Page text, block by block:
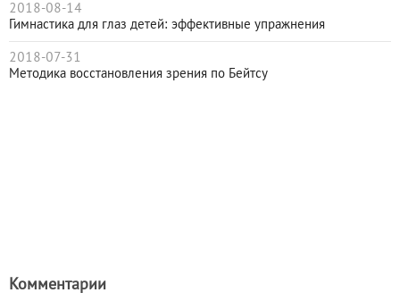
2018-08-14
Гимнастика для глаз детей: эффективные упражнения
2018-07-31
Методика восстановления зрения по Бейтсу
Комментарии